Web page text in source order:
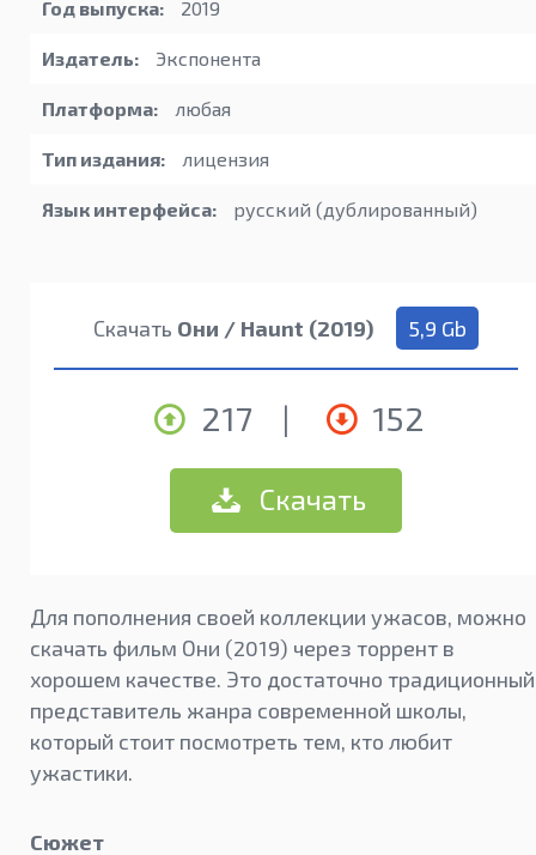
Год выпуска: 2019
Издатель: Экспонента
Платформа: любая
Тип издания: лицензия
Язык интерфейса: русский (дублированный)
Скачать Они / Haunt (2019) 5,9 Gb
217 | 152
Скачать
Для пополнения своей коллекции ужасов, можно
скачать фильм Они (2019) через торрент в
хорошем качестве. Это достаточно традиционный
представитель жанра современной школы,
который стоит посмотреть тем, кто любит
ужастики.
Сюжет